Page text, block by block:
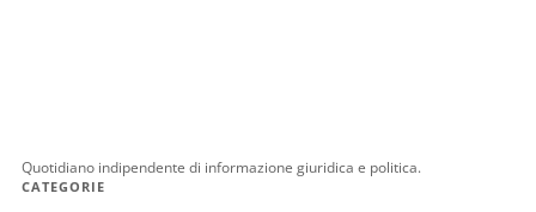
Quotidiano indipendente di informazione giuridica e politica.
CATEGORIE